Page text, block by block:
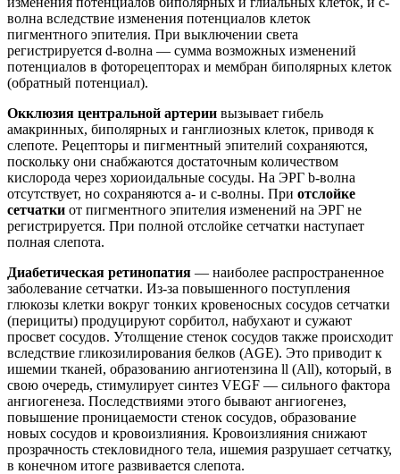
волна вследствие изменения потенциалов клеток
пигментного эпителия. При выключении света
регистрируется d-волна — сумма возможных изменений
потенциалов в фоторецепторах и мембран биполярных клеток
(обратный потенциал).
Окклюзия центральной артерии вызывает гибель
амакринных, биполярных и ганглиозных клеток, приводя к
слепоте. Рецепторы и пигментный эпителий сохраняются,
поскольку они снабжаются достаточным количеством
кислорода через хориоидальные сосуды. На ЭРГ b-волна
отсутствует, но сохраняются а- и с-волны. При отслойке
сетчатки от пигментного эпителия изменений на ЭРГ не
регистрируется. При полной отслойке сетчатки наступает
полная слепота.
Диабетическая ретинопатия — наиболее распространенное
заболевание сетчатки. Из-за повышенного поступления
глюкозы клетки вокруг тонких кровеносных сосудов сетчатки
(перициты) продуцируют сорбитол, набухают и сужают
просвет сосудов. Утолщение стенок сосудов также происходит
вследствие гликозилирования белков (AGE). Это приводит к
ишемии тканей, образованию ангиотензина ll (All), который, в
свою очередь, стимулирует синтез VEGF — сильного фактора
ангиогенеза. Последствиями этого бывают ангиогенез,
повышение проницаемости стенок сосудов, образование
новых сосудов и кровоизлияния. Кровоизлияния снижают
прозрачность стекловидного тела, ишемия разрушает сетчатку,
в конечном итоге развивается слепота.